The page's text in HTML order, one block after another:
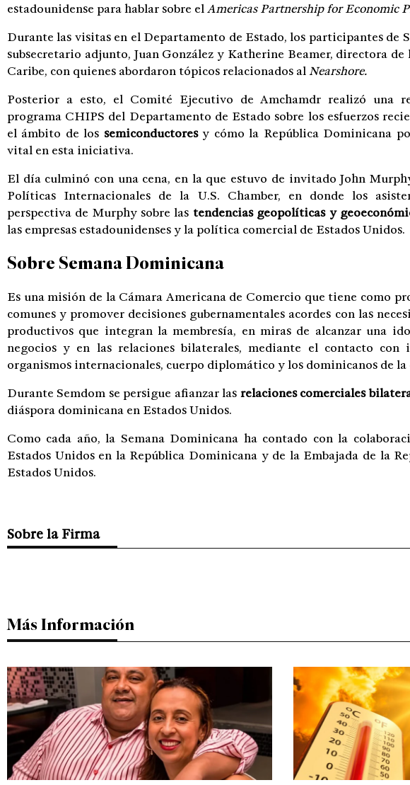
estadounidense para hablar sobre elAmericas Partnership for Economic
Durante las visitas en el Departamento de Estado, los participantes de
subsecretario adjunto, Juan González y Katherine Beamer, directora
Caribe, con quienes abordaron tópicos relacionados alNearshore.
Posterior a esto, el Comité Ejecutivo de Amchamdr realizó una
programa CHIPS del Departamento de Estado sobre los esfuerzos
el ámbito de los semiconductoresy cómo la República Dominicana
vital en esta iniciativa.
El día culminó con una cena, en la que estuvo de invitado John
Políticas Internacionales de la U.S. Chamber, en donde los
perspectiva de Murphy sobre las tendencias geopolíticas y
las empresas estadounidenses y la política comercial de Estados Unidos.
Sobre Semana Dominicana
Es una misión de la Cámara Americana de Comercio que tiene como
comunes y promover decisiones gubernamentales acordes con las
productivos que integran la membresía, en miras de alcanzar una
negocios y en las relaciones bilaterales, mediante el contacto con
organismos internacionales, cuerpo diplomático y los dominicanos de la
Durante Semdom se persigue afianzar las relaciones comerciales
diáspora dominicana en Estados Unidos.
Como cada año, la Semana Dominicana ha contado con la
Estados Unidos en la República Dominicana y de la Embajada de la
Estados Unidos.
Sobre la Firma
Más Información